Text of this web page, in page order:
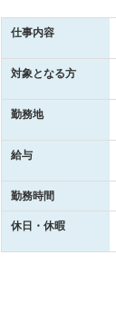
仕事内容
対象となる方
勤務地
給与
勤務時間
休日・休暇